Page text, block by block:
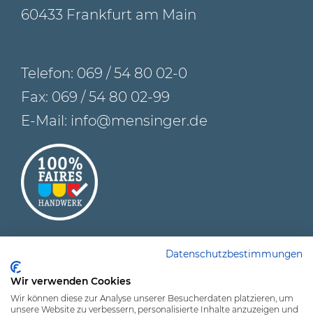
60433 Frankfurt am Main
Telefon: 069 / 54 80 02-0
Fax: 069 / 54 80 02-99
E-Mail: info@mensinger.de
© 2026 Malerwerkstätten Mensinger GmbH – Ihr
Maler in Frankfurt
Datenschutzbestimmungen
Wir verwenden Cookies
Wir können diese zur Analyse unserer Besucherdaten platzieren, um
unsere Website zu verbessern, personalisierte Inhalte anzuzeigen und